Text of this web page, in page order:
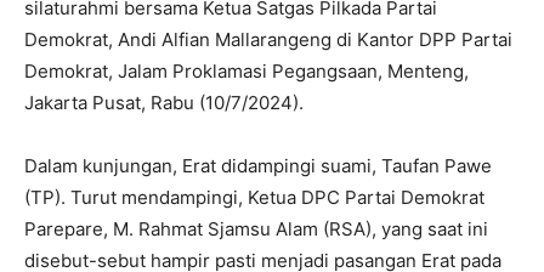
silaturahmi bersama Ketua Satgas Pilkada Partai
Demokrat, Andi Alfian Mallarangeng di Kantor DPP Partai
Demokrat, Jalam Proklamasi Pegangsaan, Menteng,
Jakarta Pusat, Rabu (10/7/2024).
Dalam kunjungan, Erat didampingi suami, Taufan Pawe
(TP). Turut mendampingi, Ketua DPC Partai Demokrat
Parepare, M. Rahmat Sjamsu Alam (RSA), yang saat ini
disebut-sebut hampir pasti menjadi pasangan Erat pada